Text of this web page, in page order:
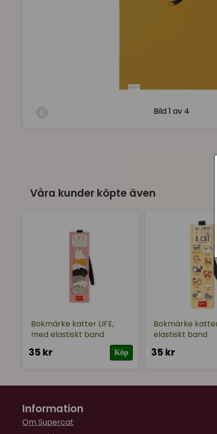
Bild1 av 4
Våra kunder köpte även
Bokmärke katter LIFE,
med elastiskt band
35 kr Köp
Bokmärke
elastiskt band
35 kr
Information
Om Supercat